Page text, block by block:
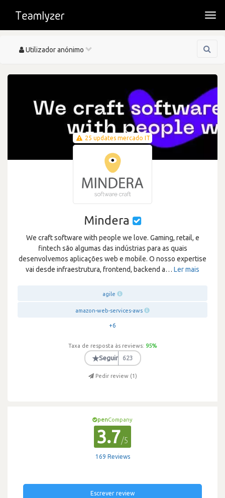
Toggle
Utilizador anónimo
25 updates mercado IT
Mindera
We craft software with people we love. Gaming, retail, e
fintech são algumas das indústrias para as quais
desenvolvemos aplicações web e mobile. O nosso expertise
vai desde infraestrutura, frontend, backend a… Ler mais
agile
amazon-web-services-aws
+6
Taxa de resposta às reviews: 95%
★Seguir 623
Pedir review (1)
penCompany
3.7/5
169 Reviews
Escrever review